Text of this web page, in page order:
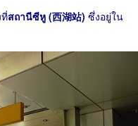
สถานีซีหู (西湖站) ซึ่งอยู่ใน